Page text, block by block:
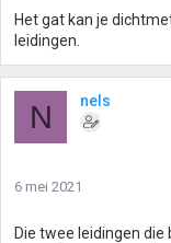
Het gat kan je
leidingen.
N nels
6 mei 2021
Die twee leidingen